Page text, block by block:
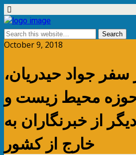
October 9, 2018
سفر جواد حیدریان،
حوزه محیط زیست و
از خبرنگاران به
خارج از کشور